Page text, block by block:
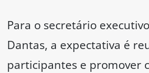
Para o secretário
Dantas, a expectativa é
participantes e promover